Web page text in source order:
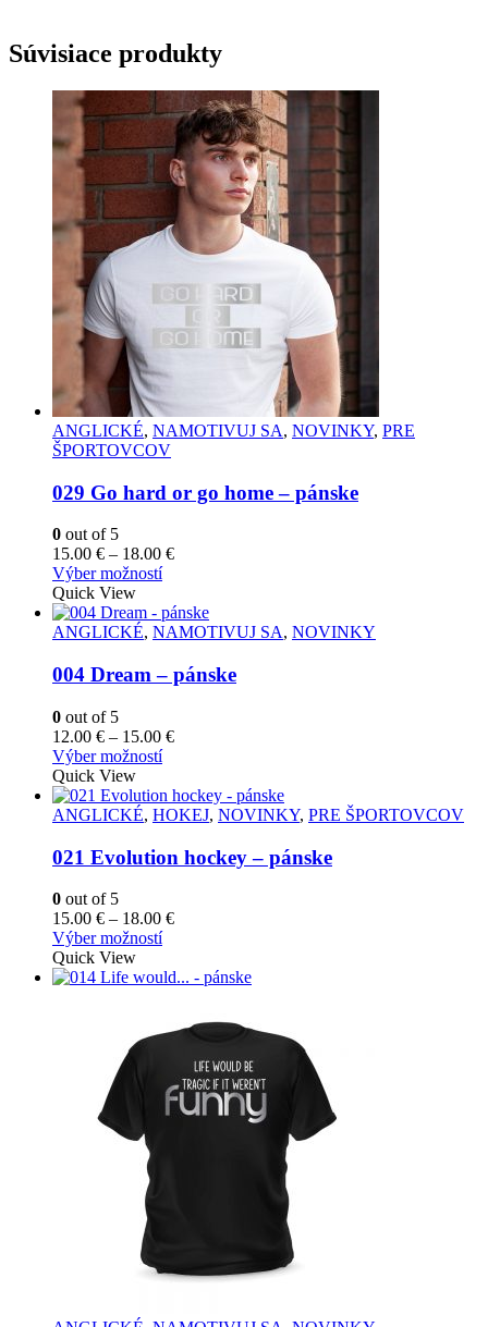
Súvisiace produkty
ANGLICKÉ, NAMOTIVUJ SA, NOVINKY, PRE
ŠPORTOVCOV
029 Go hard or go home – pánske
0 out of 5
15.00 € – 18.00 €Price
through
18.00 €
Výber možnostíTento
má
viacero
Možnosti
si
vybrať
na
stránke
produktu.
Quick View
ANGLICKÉ, NAMOTIVUJ SA, NOVINKY
004 Dream – pánske
0 out of 5
12.00 € – 15.00 €Price
through
15.00 €
Výber možnostíTento
má
viacero
Možnosti
si
vybrať
na
stránke
produktu.
Quick View
ANGLICKÉ, HOKEJ, NOVINKY, PRE ŠPORTOVCOV
021 Evolution hockey – pánske
0 out of 5
15.00 € – 18.00 €Price
through
Výber možnostíTento
má
Možnosti
môžete
vybrať
na
Quick View